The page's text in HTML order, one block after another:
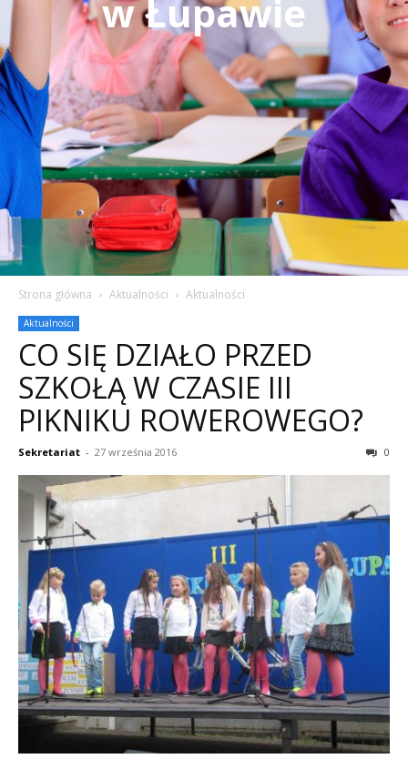
w Łupawie
Strona główna Aktualności Aktualności
Aktualności
CO SIĘ DZIAŁO PRZED
SZKOŁĄ W CZASIE III
PIKNIKU ROWEROWEGO?
Sekretariat - 27 września 2016 0